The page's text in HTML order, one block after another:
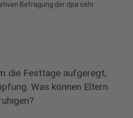
Befragung der dpa sehr
die Festtage aufgeregt,
Was können Eltern